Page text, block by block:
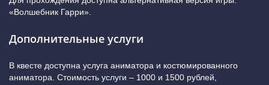
«Волшебник Гарри».
Дополнительные услуги
В квесте доступна услуга аниматора и костюмированного
аниматора. Стоимость услуги – 1000 и 1500 рублей,